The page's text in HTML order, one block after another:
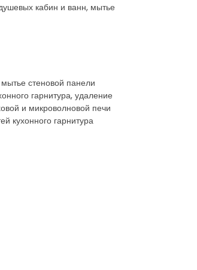
кабин и ванн, мытье
стеновой панели
гарнитура, удаление
и микроволновой печи
кухонного гарнитура